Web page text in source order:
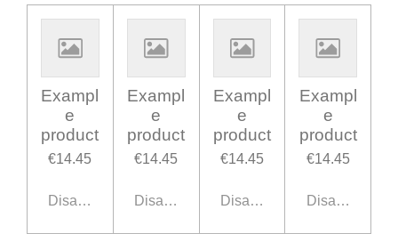
Exampl
e
product
€14.45
Disabled
Exampl
e
product
€14.45
Disabled
Exampl
e
product
€14.45
Disabled
Exampl
e
product
€14.45
Disabled